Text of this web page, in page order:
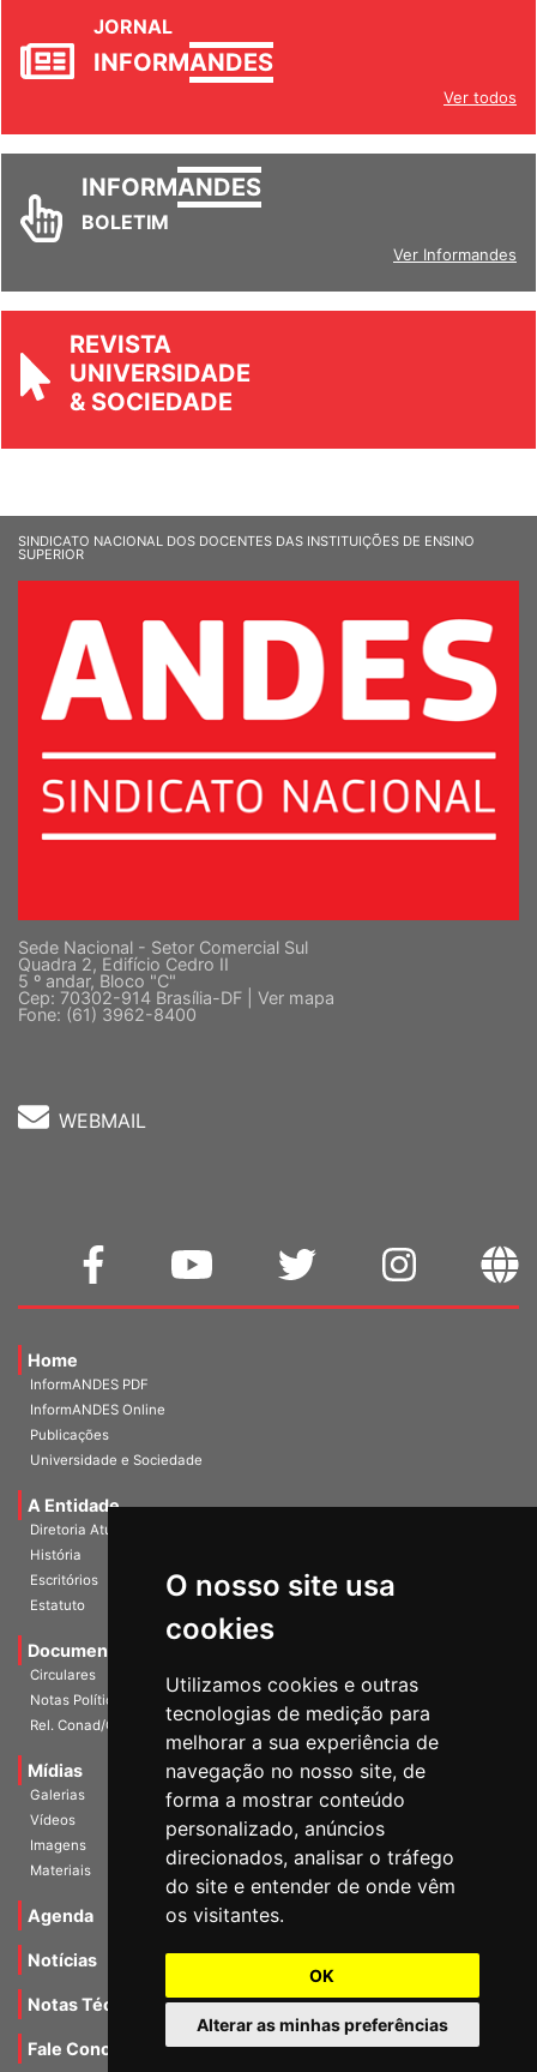
O nosso site usa
cookies
Utilizamos cookies e outras
tecnologias de medição para
melhorar a sua experiência de
navegação no nosso site, de
forma a mostrar conteúdo
personalizado, anúncios
direcionados, analisar o tráfego
do site e entender de onde vêm
os visitantes.
OK
Alterar as minhas preferências
JORNAL
INFORMANDES
Ver todos
INFORMANDES
BOLETIM
Ver Informandes
REVISTA
UNIVERSIDADE
& SOCIEDADE
SINDICATO NACIONAL DOS DOCENTES DAS INSTITUIÇÕES DE ENSINO
SUPERIOR
Sede Nacional - Setor Comercial Sul
Quadra 2, Edifício Cedro II
5 º andar, Bloco "C"
Cep: 70302-914 Brasília-DF | Ver mapa
Fone: (61) 3962-8400
WEBMAIL
Home
InformANDES PDF
InformANDES Online
Publicações
Universidade e Sociedade
A Entidade
Diretoria Atual
História
Escritórios
Estatuto
Documentos
Circulares
Notas Políticas
Rel. Conad/Congresso
Mídias
Galerias
Vídeos
Imagens
Materiais
Agenda
Notícias
Notas Técnicas
Fale Conocsco